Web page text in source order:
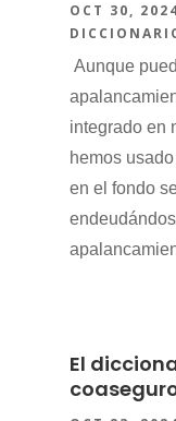
OCT 30, 2024
Aunque
integrado en
hemos
en el fondo
El